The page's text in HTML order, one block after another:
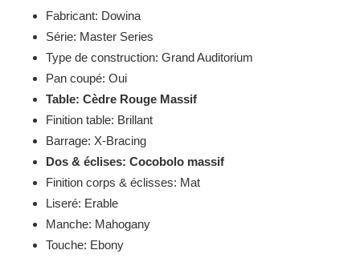
votre
panier
Fabricant: Dowina
Série: Master Series
Type de construction: Grand Auditorium
Pan coupé: Oui
Table: Cèdre Rouge Massif
Finition table: Brillant
Barrage: X-Bracing
Dos & éclises: Cocobolo massif
Finition corps & éclisses: Mat
Liseré: Erable
Manche: Mahogany
Touche: Ebony